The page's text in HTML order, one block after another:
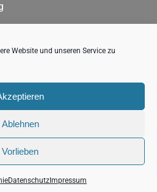
Website und unseren Service zu
Ablehnen
Vorlieben
Datenschutz Impressum
fleckli.de
Schwarz/Rösch |